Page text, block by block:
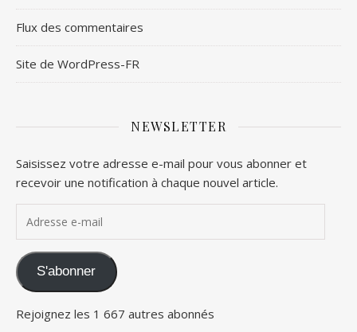
Flux des commentaires
Site de WordPress-FR
NEWSLETTER
Saisissez votre adresse e-mail pour vous abonner et
recevoir une notification à chaque nouvel article.
S'abonner
Rejoignez les 1 667 autres abonnés